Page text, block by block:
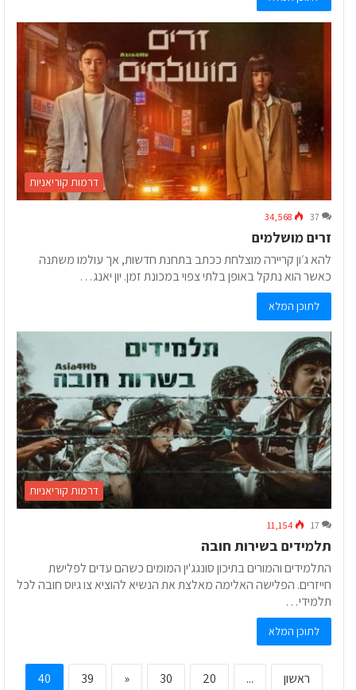
דרמות קוריאניות
37
34,568
זרים מושלמים
להא ג׳ון קריירה מוצלחת ככתב בתחנת חדשות, אך עולמו משתנה
כאשר הוא נתקל באופן בלתי צפוי במכונת זמן. יון יאנג…
לתוכן המלא
דרמות קוריאניות
17
11,154
תלמידים בשירות חובה
התלמידים והמורים בתיכון סונגג'ין המומים כשהם עדים לפלישת
חייזרים. הפלישה האלימה מאלצת את הנשיא להוציא צו גיוס חובה לכל
תלמידי…
לתוכן המלא
ראשון ...
20
30
«
39
40